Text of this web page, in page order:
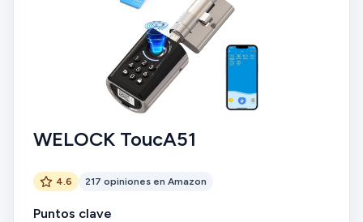
WELOCK ToucA51
4.6 217 opiniones en Amazon
Puntos clave